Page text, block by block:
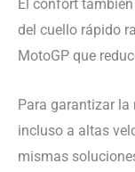
El confort
del cuello rápido
MotoGP que
Para garantizar
incluso a altas
mismas